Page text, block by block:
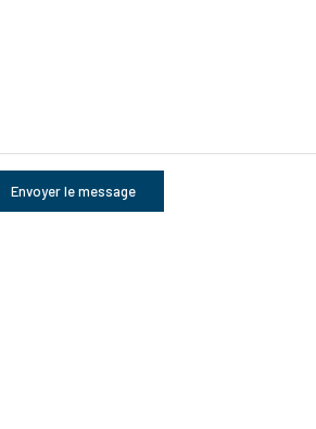
Envoyer le message